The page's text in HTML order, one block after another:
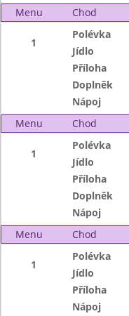
Menu
Chod
1
Polévka
Jídlo
Příloha
Doplněk
Nápoj
Menu
Chod
1
Polévka
Jídlo
Příloha
Doplněk
Nápoj
Menu
Chod
1
Polévka
Jídlo
Příloha
Nápoj